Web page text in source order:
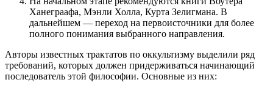
Ханеграафа, Мэнли Холла, Курта Зелигмана. В
дальнейшем — переход на первоисточники для более
полного понимания выбранного направления.
Авторы известных трактатов по оккультизму выделили ряд
требований, которых должен придерживаться начинающий
последователь этой философии. Основные из них: